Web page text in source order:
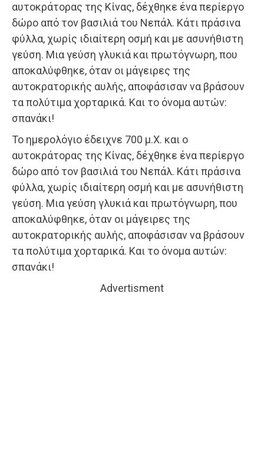
αυτοκράτορας της Κίνας, δέχθηκε ένα περίεργο
δώρο από τον βασιλιά του Νεπάλ. Κάτι πράσινα
φύλλα, χωρίς ιδιαίτερη οσμή και με ασυνήθιστη
γεύση. Μια γεύση γλυκιά και πρωτόγνωρη, που
αποκαλύφθηκε, όταν οι μάγειρες της
αυτοκρατορικής αυλής, αποφάσισαν να βράσουν
τα πολύτιμα χορταρικά. Και το όνομα αυτών:
σπανάκι!
Το ημερολόγιο έδειχνε 700 μ.Χ. και ο
αυτοκράτορας της Κίνας, δέχθηκε ένα περίεργο
δώρο από τον βασιλιά του Νεπάλ. Κάτι πράσινα
φύλλα, χωρίς ιδιαίτερη οσμή και με ασυνήθιστη
γεύση. Μια γεύση γλυκιά και πρωτόγνωρη, που
αποκαλύφθηκε, όταν οι μάγειρες της
αυτοκρατορικής αυλής, αποφάσισαν να βράσουν
τα πολύτιμα χορταρικά. Και το όνομα αυτών:
σπανάκι!
Advertisment